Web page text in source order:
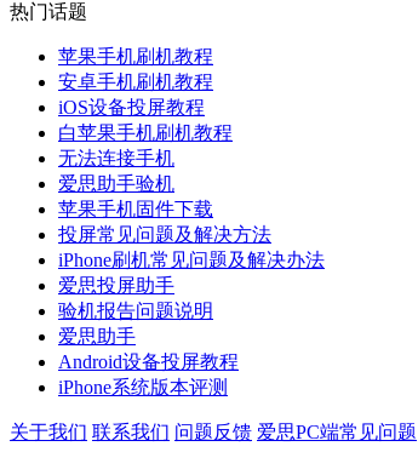
热门话题
苹果手机刷机教程
安卓手机刷机教程
iOS设备投屏教程
白苹果手机刷机教程
无法连接手机
爱思助手验机
苹果手机固件下载
投屏常见问题及解决方法
iPhone刷机常见问题及解决办法
爱思投屏助手
验机报告问题说明
爱思助手
Android设备投屏教程
iPhone系统版本评测
关于我们 联系我们 问题反馈 爱思PC端常见问题